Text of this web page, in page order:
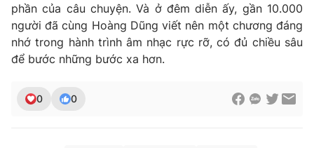
phần của câu chuyện. Và ở đêm diễn ấy, gần 10.000
người đã cùng Hoàng Dũng viết nên một chương đáng
nhớ trong hành trình âm nhạc rực rỡ, có đủ chiều sâu
để bước những bước xa hơn.
0 0